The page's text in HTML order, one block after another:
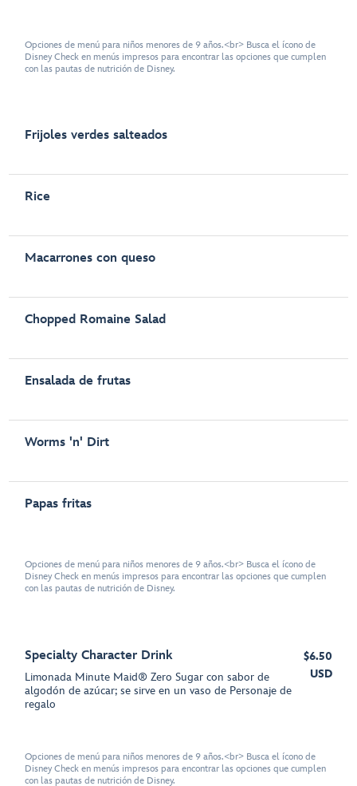
Opciones de menú para niños menores de 9 años.<br> Busca el ícono de
Disney Check en menús impresos para encontrar las opciones que cumplen
con las pautas de nutrición de Disney.
Frijoles verdes salteados
Rice
Macarrones con queso
Chopped Romaine Salad
Ensalada de frutas
Worms 'n' Dirt
Papas fritas
Opciones de menú para niños menores de 9 años.<br> Busca el ícono de
Disney Check en menús impresos para encontrar las opciones que cumplen
con las pautas de nutrición de Disney.
Specialty Character Drink
Limonada Minute Maid® Zero Sugar con sabor de
algodón de azúcar; se sirve en un vaso de Personaje de
regalo
$6.50
USD
Opciones de menú para niños menores de 9 años.<br> Busca el ícono de
Disney Check en menús impresos para encontrar las opciones que cumplen
con las pautas de nutrición de Disney.